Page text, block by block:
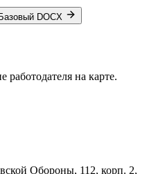
Базовый DOCX
работодателя на карте.
Обороны, 112, корп. 2,